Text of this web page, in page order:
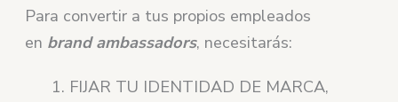
Para convertir a tus propios empleados
en brand ambassadors, necesitarás:
FIJAR TU IDENTIDAD DE MARCA,